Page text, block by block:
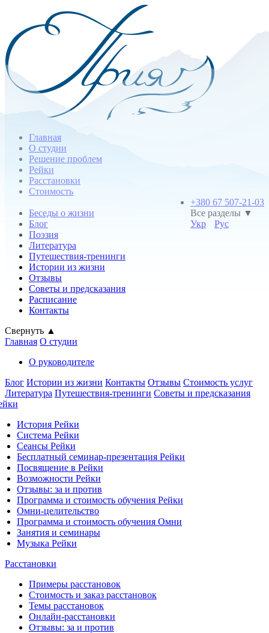
Главная
О студии
Решение проблем
Рейки
Расстановки
Стоимость
+380 67 507-21-03
Все разделы ▼
Укр
Рус
Беседы о жизни
Блог
Поэзия
Литература
Путешествия-тренинги
Истории из жизни
Отзывы
Советы и предсказания
Расписание
Контакты
Свернуть ▲
Главная О студии
О руководителе
Блог Истории из жизни Контакты Отзывы Стоимость услуг
Литература Путешествия-тренинги Советы и предсказания
История Рейки
Система Рейки
Сеансы Рейки
Бесплатный семинар-презентация Рейки
Посвящение в Рейки
Возможности Рейки
Отзывы: за и против
Программа и стоимость обучения Рейки
Омни-целительство
Программа и стоимость обучения Омни
Занятия и семинары
Музыка Рейки
Расстановки
Примеры расстановок
Стоимость и заказ расстановок
Темы расстановок
Онлайн-расстановки
Отзывы: за и против